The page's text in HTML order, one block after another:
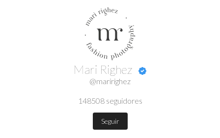
Mari Righez
@maririghez
148508 seguidores
Seguir